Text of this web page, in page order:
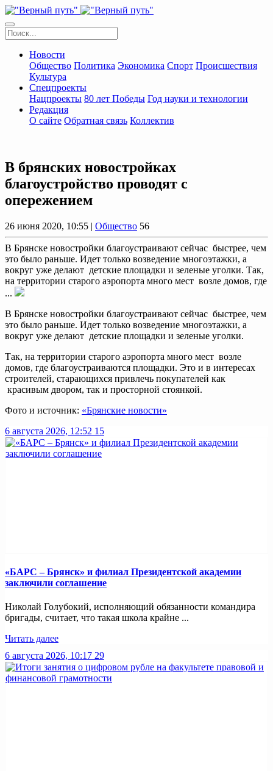
Новости
Общество Политика Экономика Спорт Происшествия
Культура
Спецпроекты
Нацпроекты 80 лет Победы Год науки и технологии
Редакция
О сайте Обратная связь Коллектив
В брянских новостройках
благоустройство проводят с
опережением
26 июня 2020, 10:55 | Общество 56
В Брянске новостройки благоустраивают сейчас быстрее, чем
это было раньше. Идет только возведение многоэтажки, а
вокруг уже делают детские площадки и зеленые уголки. Так,
на территории старого аэропорта много мест возле домов, где
...
В Брянске новостройки благоустраивают сейчас быстрее, чем
это было раньше. Идет только возведение многоэтажки, а
вокруг уже делают детские площадки и зеленые уголки.
Так, на территории старого аэропорта много мест возле
домов, где благоустраиваются площадки. Это и в интересах
строителей, старающихся привлечь покупателей как
красивым двором, так и просторной стоянкой.
Фото и источник: «Брянские новости»
6 августа 2026, 12:52 15
«БАРС – Брянск» и филиал Президентской академии
заключили соглашение
Николай Голубокий, исполняющий обязанности командира
бригады, считает, что такая школа крайне ...
Читать далее
6 августа 2026, 10:17 29